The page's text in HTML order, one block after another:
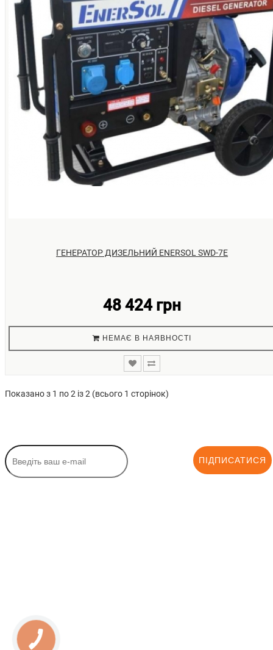
ГЕНЕРАТОР ДИЗЕЛЬНИЙ ENERSOL SWD-7Е
48 424 грн
НЕМАЄ В НАЯВНОСТІ
Показано з 1 по 2 із 2 (всього 1 сторінок)
ПІДПИСАТИСЯ